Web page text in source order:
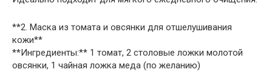
**2. Маска из томата и овсянки для отшелушивания
кожи**
**Ингредиенты:** 1 томат, 2 столовые ложки молотой
овсянки, 1 чайная ложка меда (по желанию)